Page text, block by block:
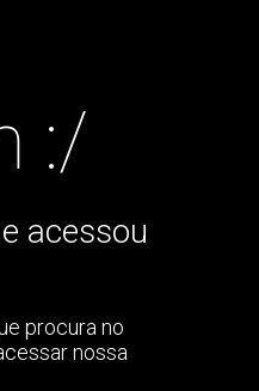
:/
acessou
procura no
nossa